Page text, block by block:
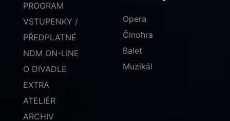
PROGRAM
VSTUPENKY /
PŘEDPLATNÉ
NDM ON-LINE
O DIVADLE
EXTRA
ATELIÉR
ARCHIV
Opera
Činohra
Balet
Muzikál